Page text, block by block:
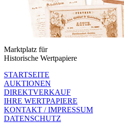
Marktplatz für
Historische Wertpapiere
STARTSEITE
AUKTIONEN
DIREKTVERKAUF
IHRE WERTPAPIERE
KONTAKT / IMPRESSUM
DATENSCHUTZ